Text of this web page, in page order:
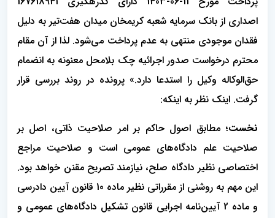
اصداری از بانک سرمایه شعبه کریمخان میدان هفت‌تیر به دلیل
فقدان موجودی منتهی به عدم پرداخت می‌شود. لذا از آن مقام
محترم درخواست صدور اجرائیه چک بلامحل معنونه به انضمام
حق‌الوکاله وکیل را استدعا دارد.» پرونده در روند بررسی قرار
گرفت. اینک نظر به اینکه:
نخست؛ مطابق اصول حاکم بر امر صلاحیت ذاتی، اصل بر
صلاحیت علم دادگاه‌های عمومی است و صلاحیت مراجع
اختصاصی نظیر دادگاه صلح، نیازمند تصریح مقنن خواهد بود.
این مهم به روشنی از مقرراتی نظیر ماده 10 قانون آیین دادرسی
و ماده 2 آیین‌نامه اجرایی قانون تشکیل دادگاه‌های عمومی و